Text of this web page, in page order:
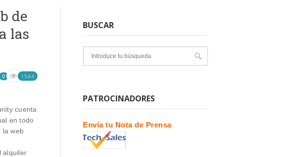
de
las
0 1544
cuenta
en todo
la web
alquiler
BUSCAR
PATROCINADORES
Envía tu Nota de Prensa